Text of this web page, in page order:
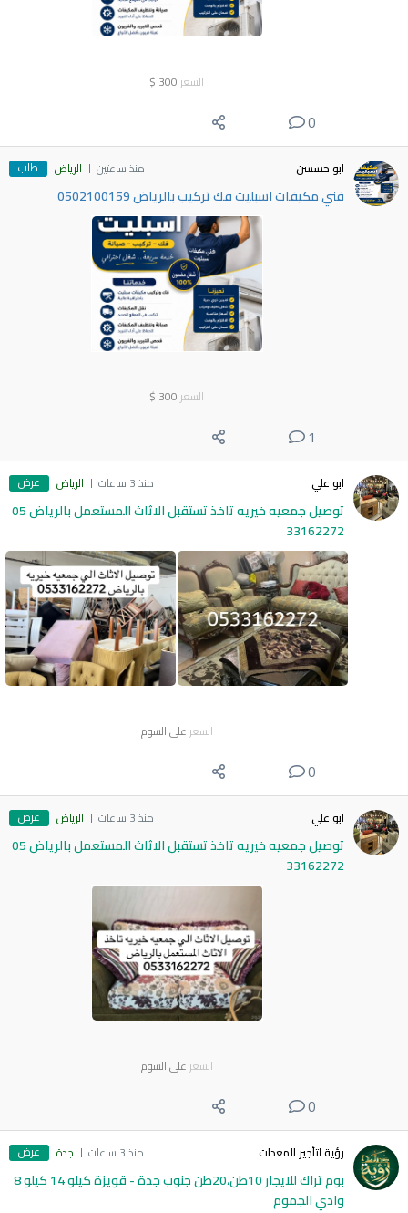
السعر 300
$
0
ابو حسسن منذ ساعتين الرياض طلب
فني مكيفات اسبليت فك تركيب بالرياض 0502100159
السعر 300
$
1
ابو علي منذ 3 ساعات الرياض عرض
توصيل جمعيه خيريه تاخذ تستقبل الاثاث المستعمل بالرياض 05
33162272
السعر على السوم
0
ابو علي منذ 3 ساعات الرياض عرض
توصيل جمعيه خيريه تاخذ تستقبل الاثاث المستعمل بالرياض 05
33162272
السعر على السوم
0
رؤية لتأجير المعدات منذ 3 ساعات جدة عرض
بوم تراك للايجار 10طن،20طن جنوب جدة - قويزة كيلو 14 كيلو 8
وادي الجموم